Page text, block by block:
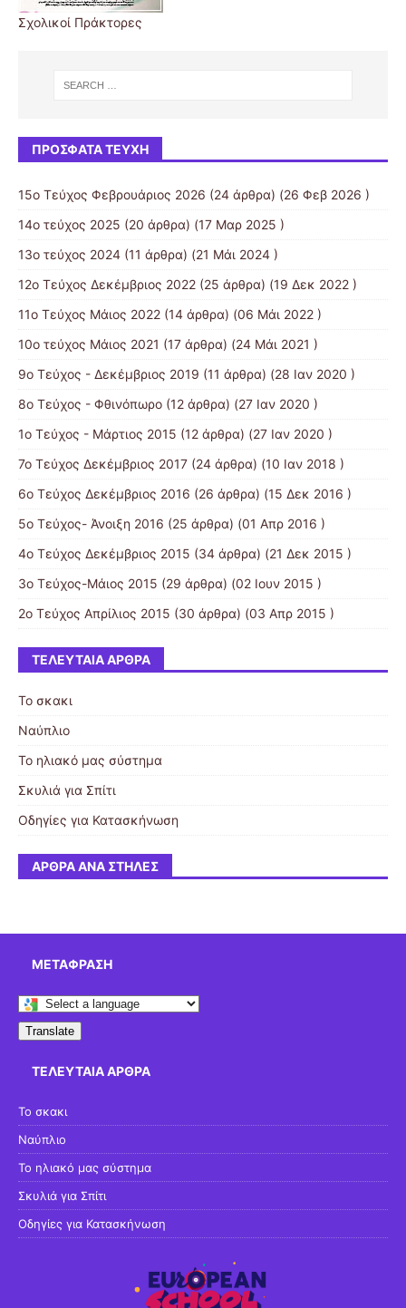
Σχολικοί Πράκτορες
ΠΡΌΣΦΑΤΑ ΤΕΎΧΗ
15ο Τεύχος Φεβρουάριος 2026 (24 άρθρα) (26 Φεβ 2026 )
14ο τεύχος 2025 (20 άρθρα) (17 Μαρ 2025 )
13ο τεύχος 2024 (11 άρθρα) (21 Μάι 2024 )
12ο Τεύχος Δεκέμβριος 2022 (25 άρθρα) (19 Δεκ 2022 )
11ο Τεύχος Μάιος 2022 (14 άρθρα) (06 Μάι 2022 )
10o τεύχος Μάιος 2021 (17 άρθρα) (24 Μάι 2021 )
9ο Τεύχος - Δεκέμβριος 2019 (11 άρθρα) (28 Ιαν 2020 )
8ο Τεύχος - Φθινόπωρο (12 άρθρα) (27 Ιαν 2020 )
1ο Τεύχος - Μάρτιος 2015 (12 άρθρα) (27 Ιαν 2020 )
7ο Τεύχος Δεκέμβριος 2017 (24 άρθρα) (10 Ιαν 2018 )
6ο Τεύχος Δεκέμβριος 2016 (26 άρθρα) (15 Δεκ 2016 )
5ο Τεύχος- Άνοιξη 2016 (25 άρθρα) (01 Απρ 2016 )
4ο Τεύχος Δεκέμβριος 2015 (34 άρθρα) (21 Δεκ 2015 )
3ο Τεύχος-Μάιος 2015 (29 άρθρα) (02 Ιουν 2015 )
2ο Τεύχος Απρίλιος 2015 (30 άρθρα) (03 Απρ 2015 )
ΤΕΛΕΥΤΑΊΑ ΆΡΘΡΑ
Το σκακι
Ναύπλιο
Το ηλιακό μας σύστημα
Σκυλιά για Σπίτι
Οδηγίες για Κατασκήνωση
ΆΡΘΡΑ ΑΝΆ ΣΤΉΛΕΣ
ΜΕΤΆΦΡΑΣΗ
Translate
ΤΕΛΕΥΤΑΊΑ ΆΡΘΡΑ
Το σκακι
Ναύπλιο
Το ηλιακό μας σύστημα
Σκυλιά για Σπίτι
Οδηγίες για Κατασκήνωση